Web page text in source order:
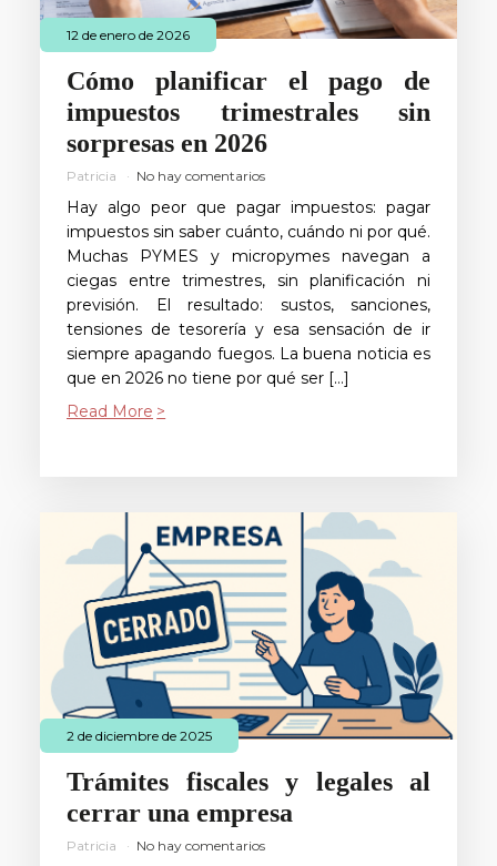
12 de enero de 2026
Cómo planificar el pago de
impuestos trimestrales sin
sorpresas en 2026
Patricia No hay comentarios
Hay algo peor que pagar impuestos: pagar
impuestos sin saber cuánto, cuándo ni por qué.
Muchas PYMES y micropymes navegan a
ciegas entre trimestres, sin planificación ni
previsión. El resultado: sustos, sanciones,
tensiones de tesorería y esa sensación de ir
siempre apagando fuegos. La buena noticia es
que en 2026 no tiene por qué ser […]
Read More
2 de diciembre de 2025
Trámites fiscales y legales al
cerrar una empresa
Patricia No hay comentarios